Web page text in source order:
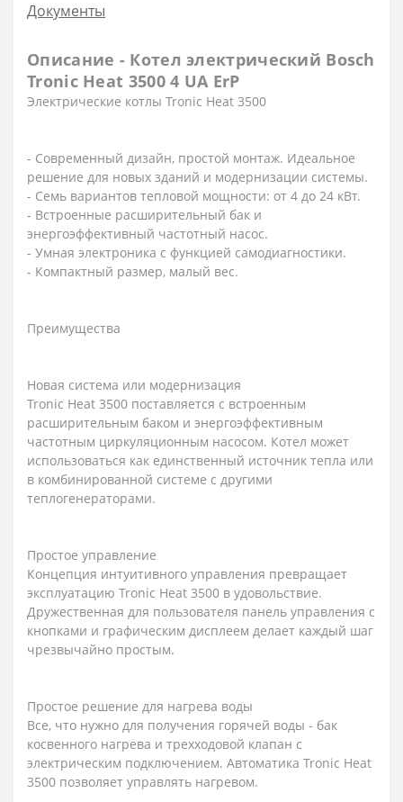
Документы
Описание - Котел электрический Bosch
Tronic Heat 3500 4 UA ErP
Электрические котлы Tronic Heat 3500
- Современный дизайн, простой монтаж. Идеальное
решение для новых зданий и модернизации системы.
- Семь вариантов тепловой мощности: от 4 до 24 кВт.
- Встроенные расширительный бак и
энергоэффективный частотный насос.
- Умная электроника с функцией самодиагностики.
- Компактный размер, малый вес.
Преимущества
Новая система или модернизация
Tronic Heat 3500 поставляется с встроенным
расширительным баком и энергоэффективным
частотным циркуляционным насосом. Котел может
использоваться как единственный источник тепла или
в комбинированной системе с другими
теплогенераторами.
Простое управление
Концепция интуитивного управления превращает
эксплуатацию Tronic Heat 3500 в удовольствие.
Дружественная для пользователя панель управления с
кнопками и графическим дисплеем делает каждый шаг
чрезвычайно простым.
Простое решение для нагрева воды
Все, что нужно для получения горячей воды - бак
косвенного нагрева и трехходовой клапан с
электрическим подключением. Автоматика Tronic Heat
3500 позволяет управлять нагревом.